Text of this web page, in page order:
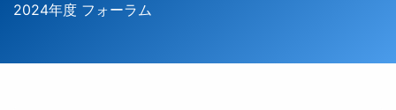
2024年度 フォーラム